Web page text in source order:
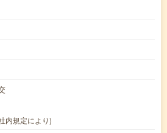
内規定により)